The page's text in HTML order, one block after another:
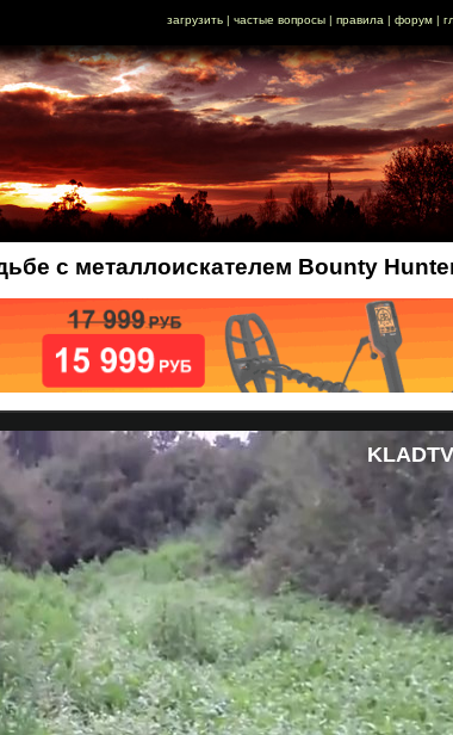
загрузить| частые вопросы| правила | форум|
с металлоискателем Bounty